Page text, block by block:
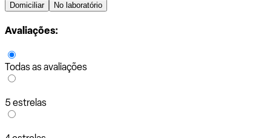
Domiciliar No laboratório
Avaliações:
Todas as avaliações
5 estrelas